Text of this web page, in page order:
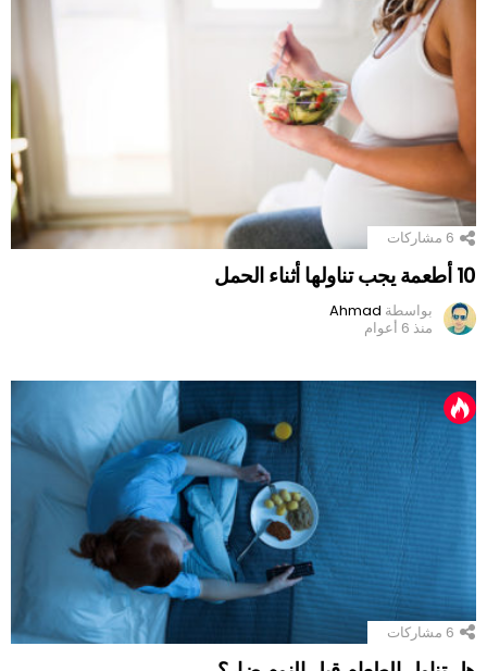
6 مشاركات
10 أطعمة يجب تناولها أثناء الحمل
بواسطة Ahmad
منذ 6 أعوام
6 مشاركات